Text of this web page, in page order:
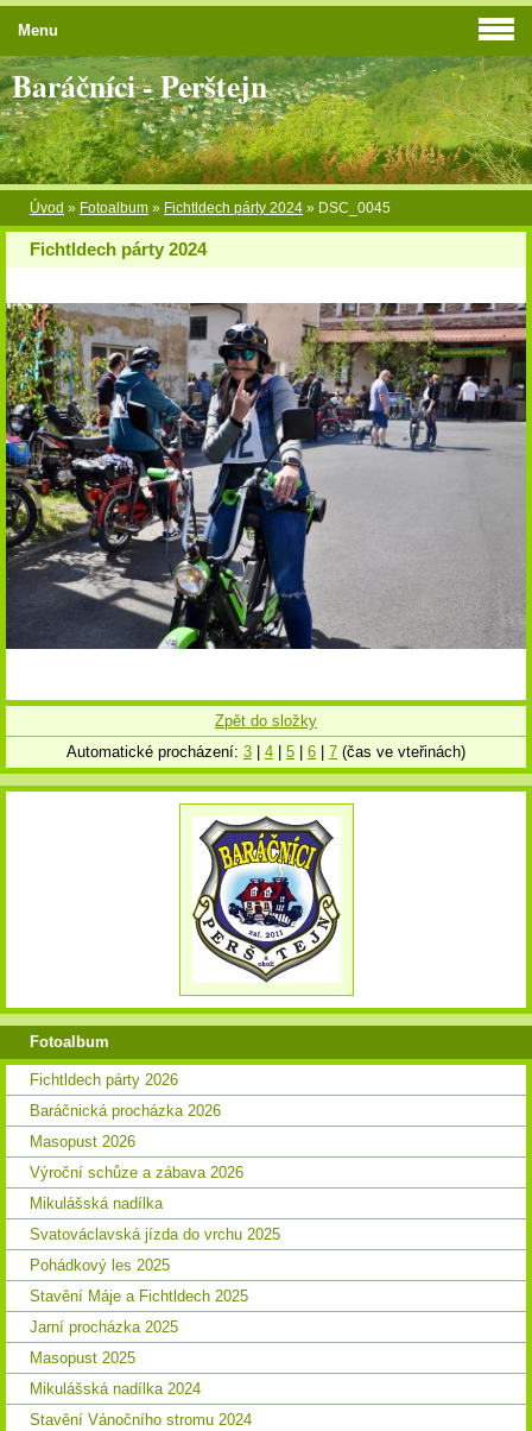
Baráčníci - Perštejn
Úvod » Fotoalbum » Fichtldech párty 2024 » DSC_0045
Fichtldech párty 2024
Zpět do složky
Automatické procházení: 3 4 5 6 7 (čas ve vteřinách)
Menu
Fotoalbum
Fichtldech párty 2026
Baráčnická procházka 2026
Masopust 2026
Výroční schůze a zábava 2026
Mikulášská nadílka
Svatováclavská jízda do vrchu 2025
Pohádkový les 2025
Stavění Máje a Fichtldech 2025
Jarní procházka 2025
Masopust 2025
Mikulášská nadílka 2024
Stavění Vánočního stromu 2024